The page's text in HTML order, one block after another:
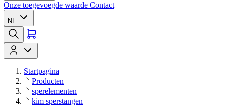
Onze toegevoegde waarde Contact
NL
Startpagina
Producten
sperelementen
kim sperstangen